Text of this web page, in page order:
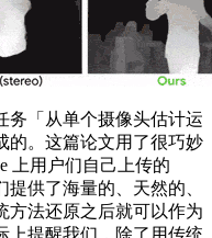
「从单个摄像头估计运
的。这篇论文用了很巧妙
上用户们自己上传的
提供了海量的、天然的、
方法还原之后就可以作为
上提醒我们，除了用传统